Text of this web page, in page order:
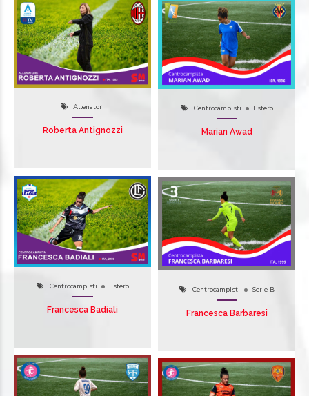
Allenatori
Roberta Antignozzi
Centrocampisti Estero
Marian Awad
Centrocampisti Estero
Francesca Badiali
Centrocampisti Serie B
Francesca Barbaresi